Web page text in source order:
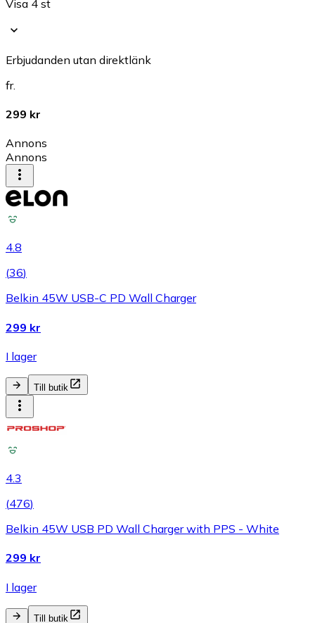
Visa 4 st
Erbjudanden utan direktlänk
fr.
299 kr
Annons
Annons
4.8
(36)
Belkin 45W USB-C PD Wall Charger
299 kr
I lager
Till butik
4.3
(476)
Belkin 45W USB PD Wall Charger with PPS - White
299 kr
I lager
Till butik